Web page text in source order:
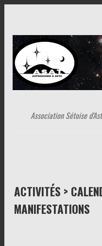
Association Sétoise
ACTIVITÉS >
MANIFESTATIONS